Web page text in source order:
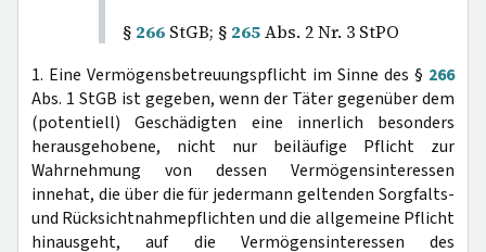
§ 266 StGB; § 265Abs. 2 Nr. 3 StPO
1. Eine Vermögensbetreuungspflicht im Sinne des § 266
Abs. 1 StGB ist gegeben, wenn der Täter gegenüber dem
(potentiell) Geschädigten eine innerlich besonders
herausgehobene, nicht nur beiläufige Pflicht zur
Wahrnehmung von dessen Vermögensinteressen
innehat, die über die für jedermann geltenden Sorgfalts-
und Rücksichtnahmepflichten und die allgemeine Pflicht
hinausgeht, auf die Vermögensinteressen des